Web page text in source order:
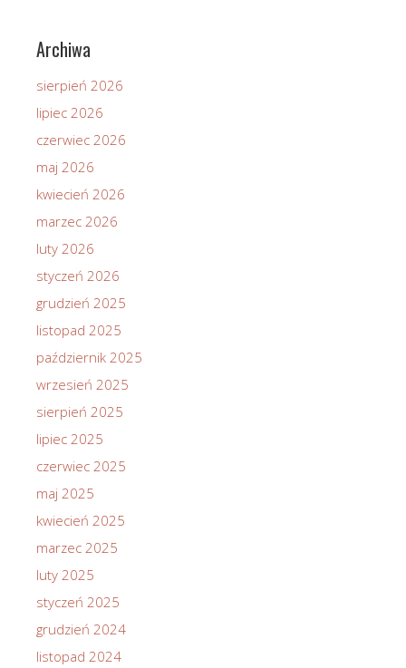
Archiwa
sierpień 2026
lipiec 2026
czerwiec 2026
maj 2026
kwiecień 2026
marzec 2026
luty 2026
styczeń 2026
grudzień 2025
listopad 2025
październik 2025
wrzesień 2025
sierpień 2025
lipiec 2025
czerwiec 2025
maj 2025
kwiecień 2025
marzec 2025
luty 2025
styczeń 2025
grudzień 2024
listopad 2024